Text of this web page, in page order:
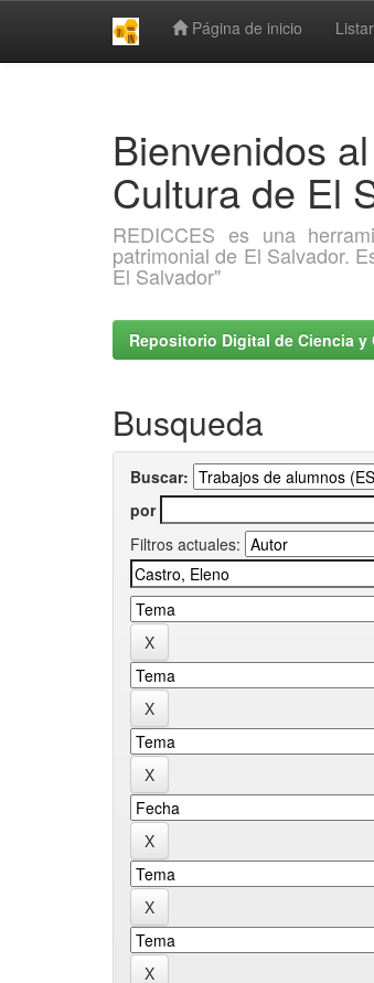
Página de inicio Listar
Bienvenidos
Cultura de El
REDICCES es una
patrimonial de El Salvador.
El Salvador"
Repositorio Digital de Ciencia y
Busqueda
Buscar:
por
Filtros actuales: